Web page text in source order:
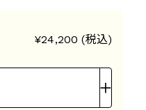
¥24,200 (税込)